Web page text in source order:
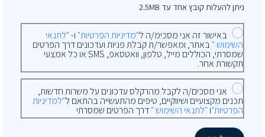
ניתן להעלות קובץ אחד עד 2.5MB
באישור זה אני מסכימ/ה ל"מדיניות הפרטיות" ו-"לתנאי
השימוש " באתר, ומאפשר/ת קבלת פניות ועדכונים דרך הפרטים
שמסרתי, הכוללים מייל, טלפון, וואטסאפ, SMS או כל אמצעי
תקשורת אחר.
אני מסכים/ה לקבל מהרקלס עדכונים על משרות חדשות,
תכנים מקצועיים ושיווקיים, טיפים מהתעשייה בהתאם ל"למדיניות
הפרטיות"ו "לתנאי השימוש "דרך הפרטים שמסרתי